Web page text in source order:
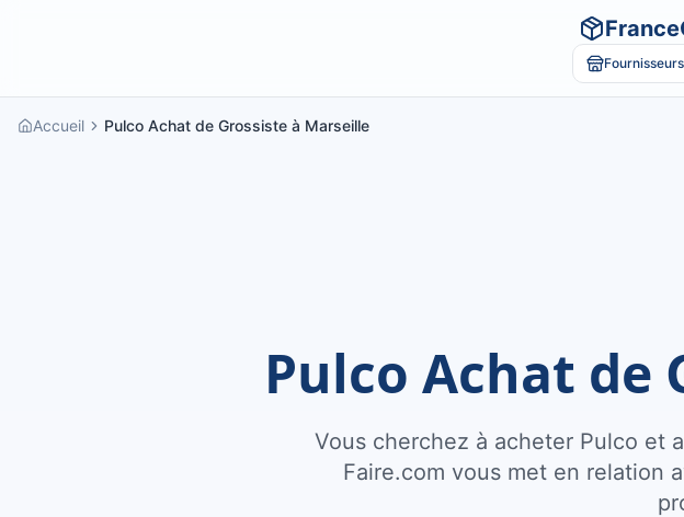
Fournisseurs
Accueil Pulco Achat de Grossiste à Marseille
Pulco Achat de
Vous cherchez à acheter Pulco et
Faire.com vous met en relation